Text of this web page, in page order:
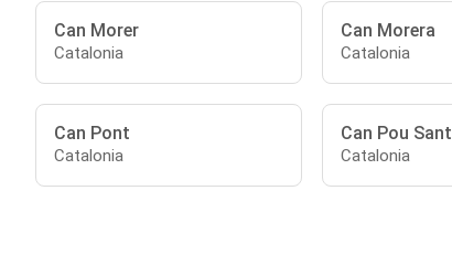
Can Morer
Catalonia
Can Morera
Catalonia
Can Pont
Catalonia
Can Pou Sant
Catalonia